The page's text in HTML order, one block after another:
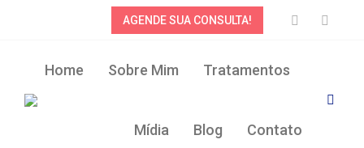
AGENDE SUA CONSULTA!
Home Sobre Mim Tratamentos
Mídia Blog Contato